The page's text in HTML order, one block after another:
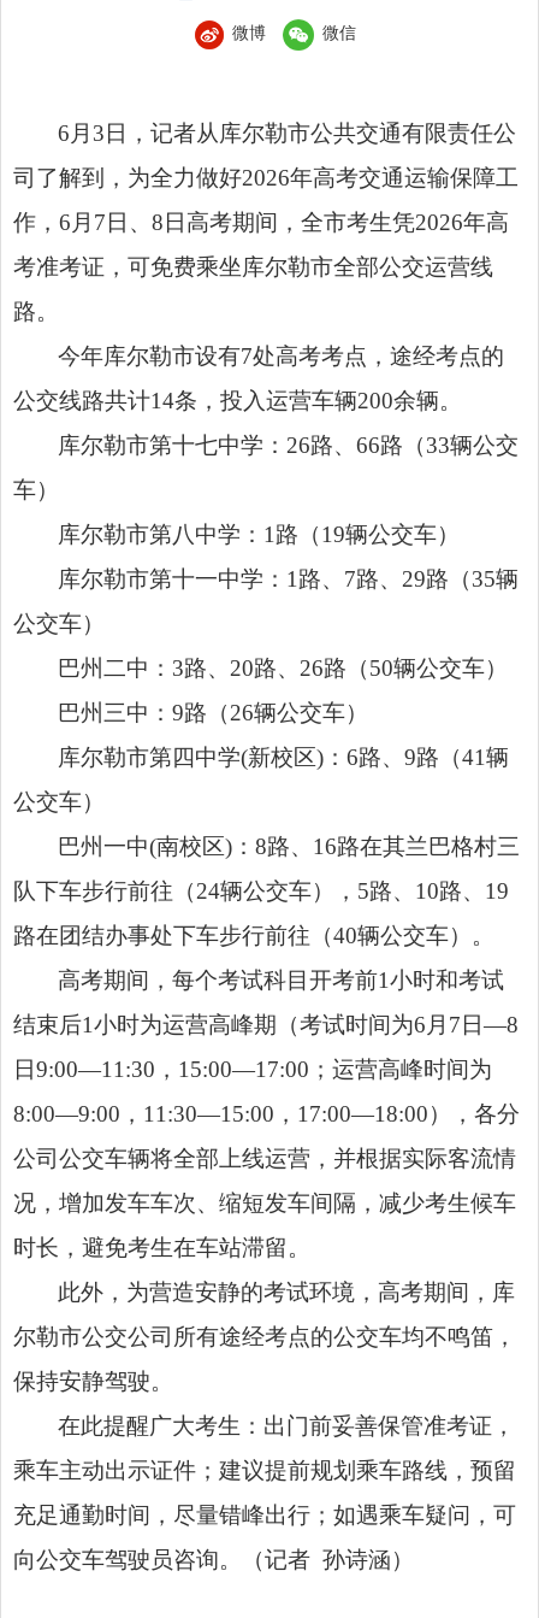
微博 微信
6月3日，记者从库尔勒市公共交通有限责任公
司了解到，为全力做好2026年高考交通运输保障工
作，6月7日、8日高考期间，全市考生凭2026年高
考准考证，可免费乘坐库尔勒市全部公交运营线
路。
今年库尔勒市设有7处高考考点，途经考点的
公交线路共计14条，投入运营车辆200余辆。
库尔勒市第十七中学：26路、66路（33辆公交
车）
库尔勒市第八中学：1路（19辆公交车）
库尔勒市第十一中学：1路、7路、29路（35辆
公交车）
巴州二中：3路、20路、26路（50辆公交车）
巴州三中：9路（26辆公交车）
库尔勒市第四中学(新校区)：6路、9路（41辆
公交车）
巴州一中(南校区)：8路、16路在其兰巴格村三
队下车步行前往（24辆公交车），5路、10路、19
路在团结办事处下车步行前往（40辆公交车）。
高考期间，每个考试科目开考前1小时和考试
结束后1小时为运营高峰期（考试时间为6月7日—8
日9:00—11:30，15:00—17:00；运营高峰时间为
8:00—9:00，11:30—15:00，17:00—18:00），各分
公司公交车辆将全部上线运营，并根据实际客流情
况，增加发车车次、缩短发车间隔，减少考生候车
时长，避免考生在车站滞留。
此外，为营造安静的考试环境，高考期间，库
尔勒市公交公司所有途经考点的公交车均不鸣笛，
保持安静驾驶。
在此提醒广大考生：出门前妥善保管准考证，
乘车主动出示证件；建议提前规划乘车路线，预留
充足通勤时间，尽量错峰出行；如遇乘车疑问，可
向公交车驾驶员咨询。（记者 孙诗涵）